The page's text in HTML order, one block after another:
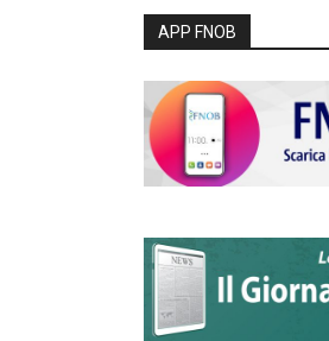
APP FNOB